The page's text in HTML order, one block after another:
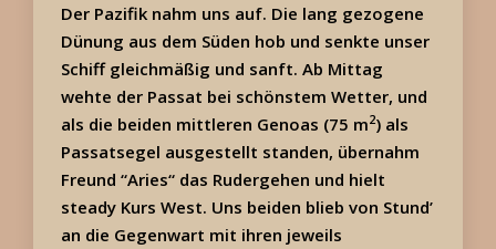
Der Pazifik nahm uns auf. Die lang gezogene
Dünung aus dem Süden hob und senkte unser
Schiff gleichmäßig und sanft. Ab Mittag
wehte der Passat bei schönstem Wetter, und
als die beiden mittleren Genoas (75 m2) als
Passatsegel ausgestellt standen, übernahm
Freund “Aries“ das Rudergehen und hielt
steady Kurs West. Uns beiden blieb von Stund’
an die Gegenwart mit ihren jeweils